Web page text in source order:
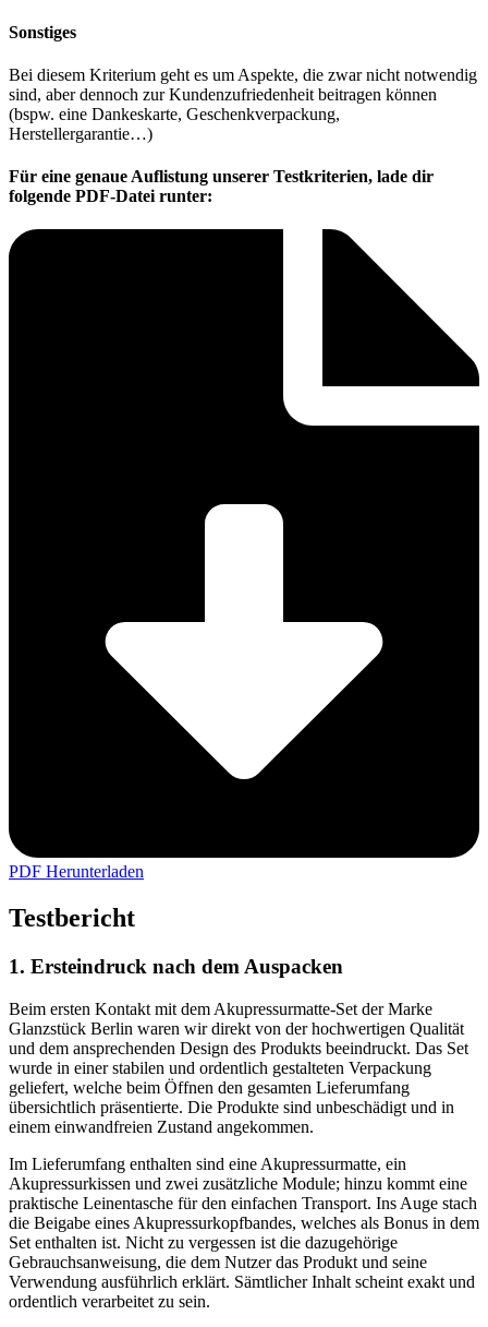
Sonstiges
Bei diesem Kriterium geht es um Aspekte, die zwar nicht notwendig
sind, aber dennoch zur Kundenzufriedenheit beitragen können
(bspw. eine Dankeskarte, Geschenkverpackung,
Herstellergarantie…)
Für eine genaue Auflistung unserer Testkriterien, lade dir
folgende PDF-Datei runter:
PDF Herunterladen
Testbericht
1. Ersteindruck nach dem Auspacken
Beim ersten Kontakt mit dem Akupressurmatte-Set der Marke
Glanzstück Berlin waren wir direkt von der hochwertigen Qualität
und dem ansprechenden Design des Produkts beeindruckt. Das Set
wurde in einer stabilen und ordentlich gestalteten Verpackung
geliefert, welche beim Öffnen den gesamten Lieferumfang
übersichtlich präsentierte. Die Produkte sind unbeschädigt und in
einem einwandfreien Zustand angekommen.
Im Lieferumfang enthalten sind eine Akupressurmatte, ein
Akupressurkissen und zwei zusätzliche Module; hinzu kommt eine
praktische Leinentasche für den einfachen Transport. Ins Auge stach
die Beigabe eines Akupressurkopfbandes, welches als Bonus in dem
Set enthalten ist. Nicht zu vergessen ist die dazugehörige
Gebrauchsanweisung, die dem Nutzer das Produkt und seine
Verwendung ausführlich erklärt. Sämtlicher Inhalt scheint exakt und
ordentlich verarbeitet zu sein.